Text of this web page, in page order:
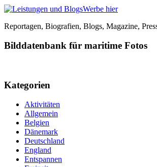
Werbe hier
Reportagen, Biografien, Blogs, Magazine,
Bilddatenbank für maritime Fotos
Kategorien
Aktivitäten
Allgemein
Belgien
Dänemark
Deutschland
England
Entspannen